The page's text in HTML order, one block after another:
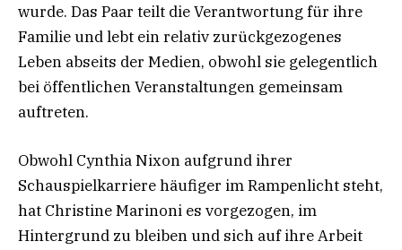
wurde. Das Paar teilt die Verantwortung für ihre
Familie und lebt ein relativ zurückgezogenes
Leben abseits der Medien, obwohl sie gelegentlich
bei öffentlichen Veranstaltungen gemeinsam
auftreten.
Obwohl Cynthia Nixon aufgrund ihrer
Schauspielkarriere häufiger im Rampenlicht steht,
hat Christine Marinoni es vorgezogen, im
Hintergrund zu bleiben und sich auf ihre Arbeit